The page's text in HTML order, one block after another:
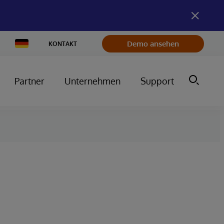
Change
Country
KONTAKT Demo ansehen
Partner Unternehmen Support